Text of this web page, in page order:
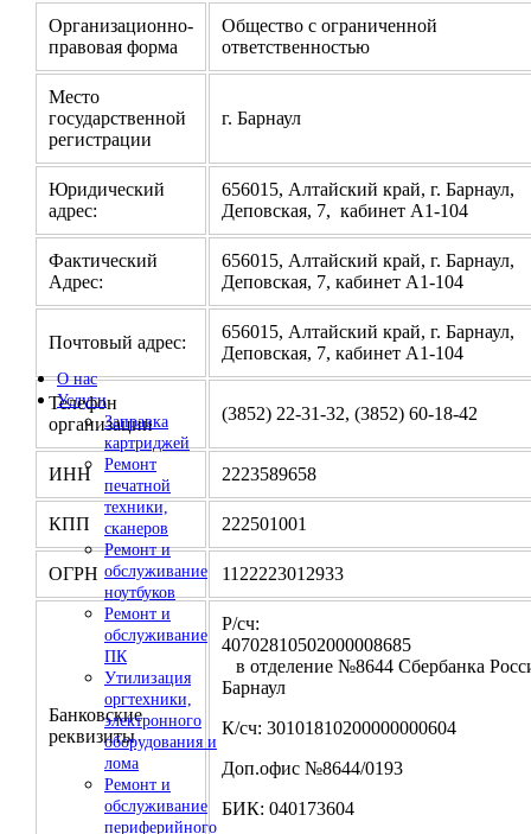
О нас
Услуги
Заправка
картриджей
Ремонт
печатной
техники,
сканеров
Ремонт и
обслуживание
ноутбуков
Ремонт и
обслуживание
ПК
Утилизация
оргтехники,
электронного
оборудования и
лома
Ремонт и
обслуживание
периферийного
Организационно-
правовая форма
Общество с ограниченной
ответственностью
Место
государственной
регистрации
г. Барнаул
Юридический
адрес:
656015, Алтайский край, г. Барнаул,
Деповская, 7, кабинет А1-104
Фактический
Адрес:
656015, Алтайский край, г. Барнаул,
Деповская, 7, кабинет А1-104
Почтовый адрес:
656015, Алтайский край, г. Барнаул,
Деповская, 7, кабинет А1-104
Телефон
организации
(3852) 22-31-32, (3852) 60-18-42
ИНН 2223589658
КПП 222501001
ОГРН 1122223012933
Банковские
реквизиты
Р/сч:
в отделение №8644 Сбербанка
Барнаул
К/сч: 30101810200000000604
Доп.офис №8644/0193
БИК: 040173604